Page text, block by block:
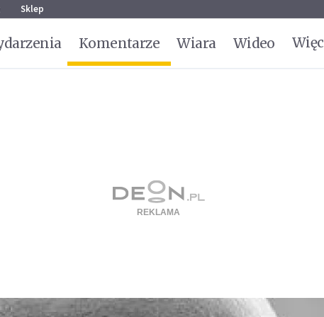
Sklep
Komentarze Wiara Wideo